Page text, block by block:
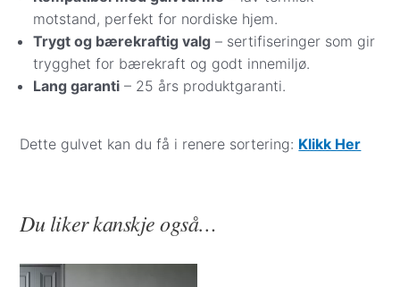
motstand, perfekt for nordiske hjem.
Trygt og bærekraftig valg – sertifiseringer som gir
trygghet for bærekraft og godt innemiljø.
Lang garanti – 25 års produktgaranti.
Dette gulvet kan du få i renere sortering: Klikk Her
Du liker kanskje også…